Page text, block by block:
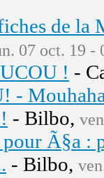
de la
07 oct. 19 -
! -
-
- Bilbo,
pour Ã§a :
- Bilbo,